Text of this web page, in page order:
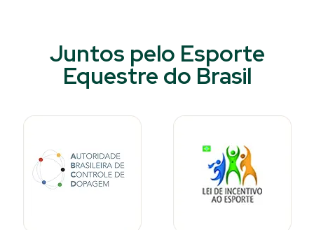
Juntos pelo Esporte
Equestre do Brasil